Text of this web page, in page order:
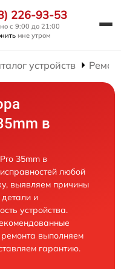
226-93-53
с 9:00 до 21:00
мне утром
устройств
в
35mm в
любой
выявляем причины
и
устройства.
ремонта выполняем
гарантию.